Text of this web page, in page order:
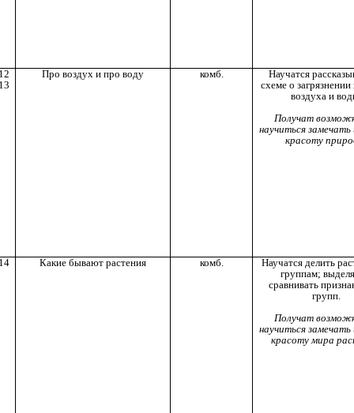
Про воздух и про воду комб.
Научатся
схеме о
воздуха и
Получат
научиться
красоту
Какие бывают растения комб.
Научатся делить
группам;
сравнивать
групп.
Получат
научиться
красоту мира